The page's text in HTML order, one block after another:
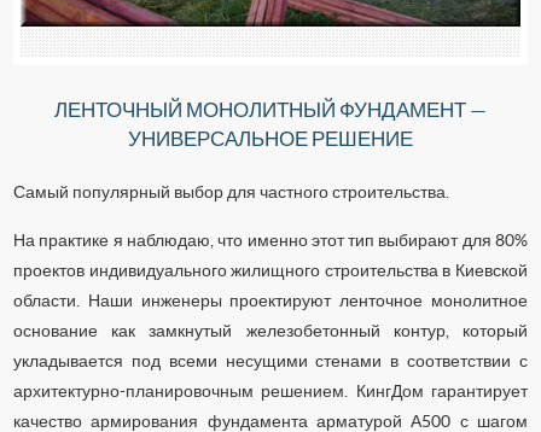
ЛЕНТОЧНЫЙ МОНОЛИТНЫЙ ФУНДАМЕНТ —
УНИВЕРСАЛЬНОЕ РЕШЕНИЕ
Самый популярный выбор для частного строительства.
На практике я наблюдаю, что именно этот тип выбирают для 80%
проектов индивидуального жилищного строительства в Киевской
области. Наши инженеры проектируют ленточное монолитное
основание как замкнутый железобетонный контур, который
укладывается под всеми несущими стенами в соответствии с
архитектурно-планировочным решением. КингДом гарантирует
качество армирования фундамента арматурой А500 с шагом